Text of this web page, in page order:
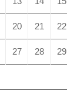
20 21 22
27 28 29